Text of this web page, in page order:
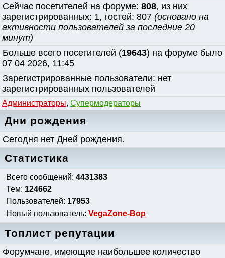
Сейчас посетителей на форуме: 808, из них
зарегистрированных: 1, гостей: 807 (основано на
активности пользователей за последние 20
минут)
Больше всего посетителей (19643) на форуме было
07 04 2026, 11:45
Зарегистрированные пользователи: нет
зарегистрированных пользователей
Администраторы, Супермодераторы
Дни рождения
Сегодня нет Дней рождения.
Статистика
Всего сообщений: 4431383
Тем: 124662
Пользователей: 17953
Новый пользователь: VegaZone-Bop
Топлист репутации
Форумчане, имеющие наибольшее количество